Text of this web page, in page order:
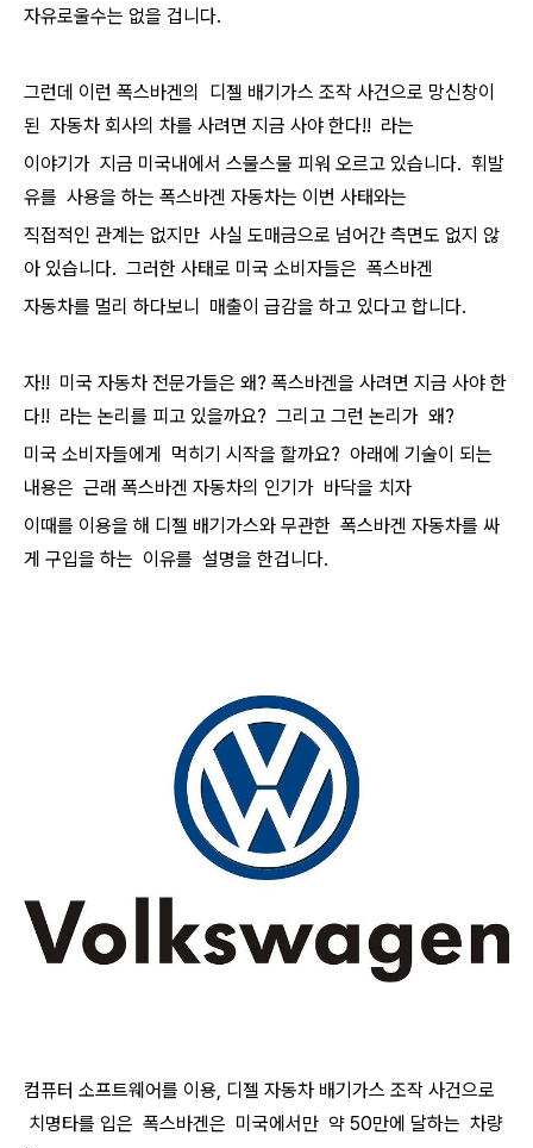
자유로울수는 없을 겁니다.
그런데 이런 폭스바겐의 디젤 배기가스 조작 사건으로 망신창이
된 자동차 회사의 차를 사려면 지금 사야 한다!! 라는
이야기가 지금 미국내에서 스물스물 피워 오르고 있습니다. 휘발
유를 사용을 하는 폭스바겐 자동차는 이번 사태와는
직접적인 관계는 없지만 사실 도매금으로 넘어간 측면도 없지 않
아 있습니다. 그러한 사태로 미국 소비자들은 폭스바겐
자동차를 멀리 하다보니 매출이 급감을 하고 있다고 합니다.
자!! 미국 자동차 전문가들은 왜? 폭스바겐을 사려면 지금 사야 한
다!! 라는 논리를 피고 있을까요? 그리고 그런 논리가 왜?
미국 소비자들에게 먹히기 시작을 할까요? 아래에 기술이 되는
내용은 근래 폭스바겐 자동차의 인기가 바닥을 치자
이때를 이용을 해 디젤 배기가스와 무관한 폭스바겐 자동차를 싸
게 구입을 하는 이유를 설명을 한겁니다.
컴퓨터 소프트웨어를 이용, 디젤 자동차 배기가스 조작 사건으로
치명타를 입은 폭스바겐은 미국에서만 약 50만에 달하는 차량